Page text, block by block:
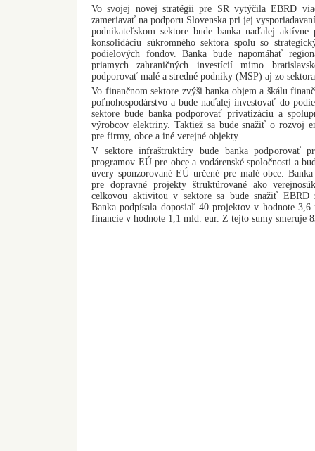
Vo svojej novej stratégii pre SR vytýčila EBRD
zameriavať na podporu Slovenska pri jej
podnikateľskom sektore bude banka naďalej aktívne
konsolidáciu súkromného sektora spolu so
podielových fondov. Banka bude napomáhať
priamych zahraničných investícií mimo
podporovať malé a stredné podniky (MSP) aj zo
Vo finančnom sektore zvýši banka objem a škálu
poľnohospodárstvo a bude naďalej investovať do
sektore bude banka podporovať privatizáciu a
výrobcov elektriny. Taktiež sa bude snažiť o rozvoj
pre firmy, obce a iné verejné objekty.
V sektore infraštruktúry bude banka podporovať
programov EÚ pre obce a vodárenské spoločnosti a
úvery sponzorované EÚ určené pre malé obce.
pre dopravné projekty štruktúrované ako
celkovou aktivitou v sektore sa bude snažiť EBRD
Banka podpísala doposiaľ 40 projektov v hodnote
financie v hodnote 1,1 mld. eur. Z tejto sumy smeruje